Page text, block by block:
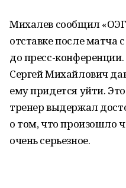
Михалев сообщил
отставке после матча
до пресс-
Сергей Михайлович
ему придется уйти.
тренер выдержал
о том, что произошло
очень серьезное.